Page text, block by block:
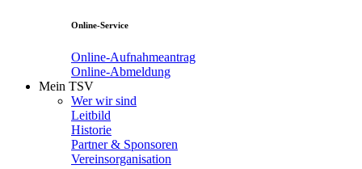
Online-Service
Online-Aufnahmeantrag
Online-Abmeldung
Mein TSV
Wer wir sind
Leitbild
Historie
Partner & Sponsoren
Vereinsorganisation